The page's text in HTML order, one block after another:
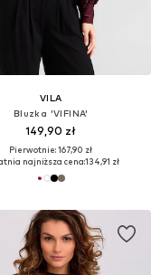
VILA
Bluzka 'VIFINA'
149,90 zł
Pierwotnie: 167,90 zł
najniższa cena:134,91 zł